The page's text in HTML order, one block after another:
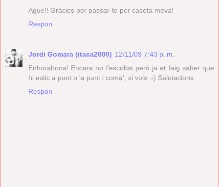
Ague!! Gràcies per passar-te per caseta meva!
Respon
Jordi Gomara (itaca2000) 12/11/09 7:43 p. m.
Enhorabona! Encara no l'escoltat però ja et faig saber que
hi estic a punt o 'a punt i coma', si vols :-) Salutacions
Respon